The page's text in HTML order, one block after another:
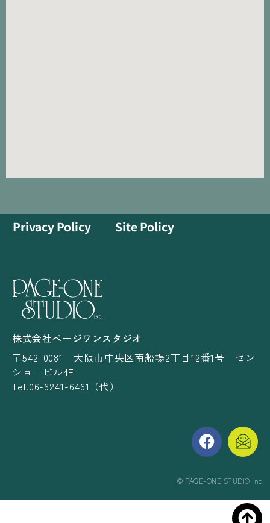
Privacy Policy Site Policy
株式会社ページワンスタジオ
〒542-0081 大阪市中央区南船場2丁目12番1号 セン
ショービル4F
Tel.06-6241-6461（代）
©︎ PAGE-ONE STUDIO Inc.